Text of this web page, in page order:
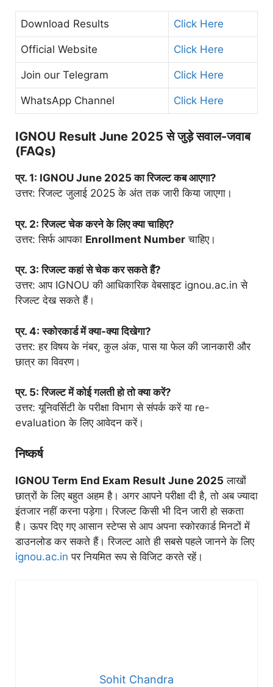
Download Results Click Here
Official Website Click Here
Join our Telegram Click Here
WhatsApp Channel Click Here
IGNOU Result June 2025 से जुड़े सवाल-जवाब
(FAQs)
प्र. 1: IGNOU June 2025 का रिजल्ट कब आएगा?
उत्तर: रिजल्ट जुलाई 2025 के अंत तक जारी किया जाएगा।
प्र. 2: रिजल्ट चेक करने के लिए क्या चाहिए?
उत्तर: सिर्फ आपका Enrollment Number चाहिए।
प्र. 3: रिजल्ट कहां से चेक कर सकते हैं?
उत्तर: आप IGNOU की आधिकारिक वेबसाइट ignou.ac.in से
रिजल्ट देख सकते हैं।
प्र. 4: स्कोरकार्ड में क्या-क्या दिखेगा?
उत्तर: हर विषय के नंबर, कुल अंक, पास या फेल की जानकारी और
छात्र का विवरण।
प्र. 5: रिजल्ट में कोई गलती हो तो क्या करें?
उत्तर: यूनिवर्सिटी के परीक्षा विभाग से संपर्क करें या re-
evaluation के लिए आवेदन करें।
निष्कर्ष
IGNOU Term End Exam Result June 2025 लाखों
छात्रों के लिए बहुत अहम है। अगर आपने परीक्षा दी है, तो अब ज्यादा
इंतजार नहीं करना पड़ेगा। रिजल्ट किसी भी दिन जारी हो सकता
है। ऊपर दिए गए आसान स्टेप्स से आप अपना स्कोरकार्ड मिनटों में
डाउनलोड कर सकते हैं। रिजल्ट आते ही सबसे पहले जानने के लिए
ignou.ac.in पर नियमित रूप से विजिट करते रहें।
Sohit Chandra